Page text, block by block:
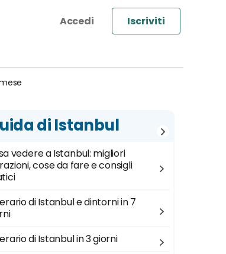
Iscriviti
di Istanbul
vedere a Istanbul: migliori
cose da fare e consigli
di Istanbul e dintorni in 7
di Istanbul in 3 giorni